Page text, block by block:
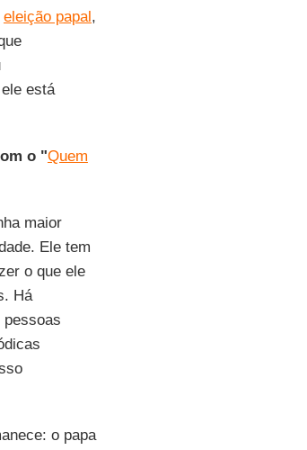
eleição papal,
está
o "Quem
maior
Ele tem
o que ele
Há
pessoas
o papa